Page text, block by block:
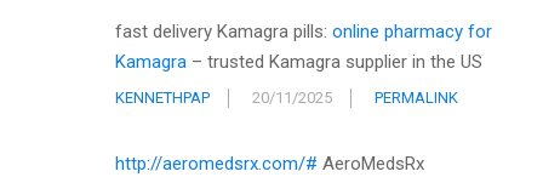
fast delivery Kamagra pills: online pharmacy for
Kamagra – trusted Kamagra supplier in the US
KENNETHPAP 20/11/2025 PERMALINK
http://aeromedsrx.com/# AeroMedsRx